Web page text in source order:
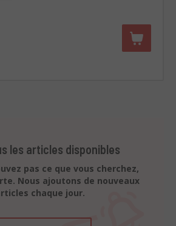
les articles disponibles
pas ce que vous cherchez,
Nous ajoutons de nouveaux
chaque jour.